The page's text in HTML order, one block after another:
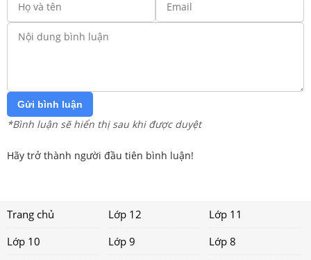
Gửi bình luận
*Bình luận sẽ hiển thị sau khi được duyệt
Hãy trở thành người đầu tiên bình luận!
Trang chủ Lớp 12
Lớp 11
Lớp 10
Lớp 9
Lớp 8